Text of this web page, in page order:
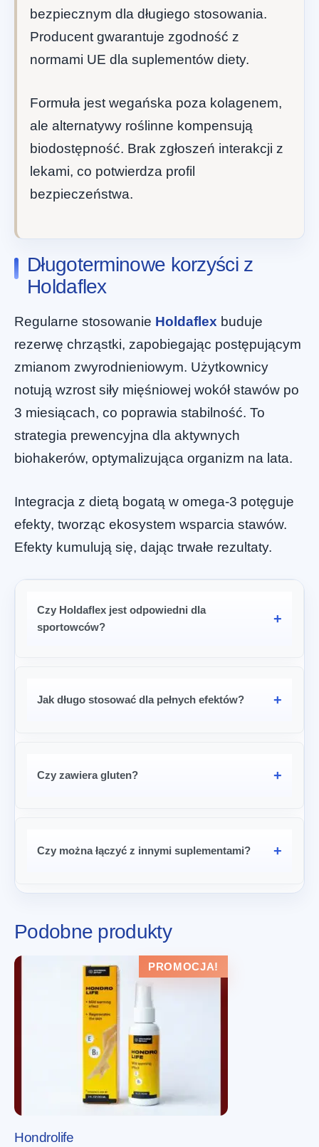
bezpiecznym dla długiego stosowania.
Producent gwarantuje zgodność z
normami UE dla suplementów diety.
Formuła jest wegańska poza kolagenem,
ale alternatywy roślinne kompensują
biodostępność. Brak zgłoszeń interakcji z
lekami, co potwierdza profil
bezpieczeństwa.
Długoterminowe korzyści z
Holdaflex
Regularne stosowanie Holdaflex buduje
rezerwę chrząstki, zapobiegając postępującym
zmianom zwyrodnieniowym. Użytkownicy
notują wzrost siły mięśniowej wokół stawów po
3 miesiącach, co poprawia stabilność. To
strategia prewencyjna dla aktywnych
biohakerów, optymalizująca organizm na lata.
Integracja z dietą bogatą w omega-3 potęguje
efekty, tworząc ekosystem wsparcia stawów.
Efekty kumulują się, dając trwałe rezultaty.
Czy Holdaflex jest odpowiedni dla
sportowców?
Jak długo stosować dla pełnych efektów?
Czy zawiera gluten?
Czy można łączyć z innymi suplementami?
Podobne produkty
PROMOCJA!
Hondrolife